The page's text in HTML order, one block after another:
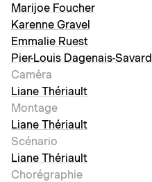
Marijoe Foucher
Karenne Gravel
Emmalie Ruest
Pier-Louis Dagenais-Savard
Caméra
Liane Thériault
Montage
Liane Thériault
Scénario
Liane Thériault
Chorégraphie